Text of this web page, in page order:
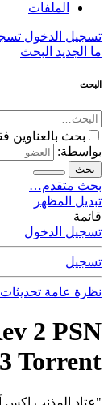
الملفات
تسجيل الدخول
ما الجديد البحث
البحث
بحث بالعناوين
بواسطة:
بحث
بحث متقدم…
تبديل المظهر
قائمة
تسجيل الدخول
تسجيل
نظرة عامة تحديثات
2 PSN
Torrent